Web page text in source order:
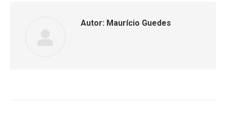
Autor: Maurício Guedes